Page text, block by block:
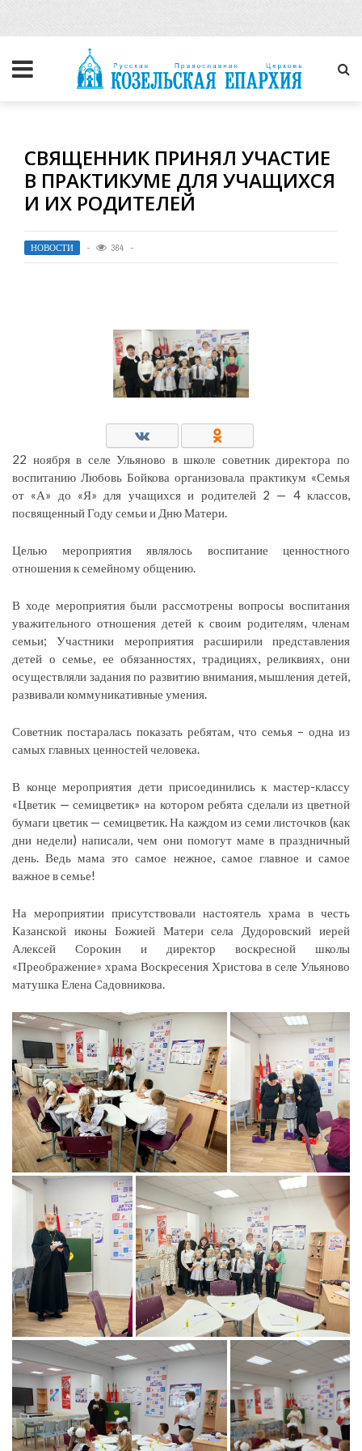
СВЯЩЕННИК ПРИНЯЛ УЧАСТИЕ
В ПРАКТИКУМЕ ДЛЯ УЧАЩИХСЯ
И ИХ РОДИТЕЛЕЙ
НОВОСТИ 364
22 ноября в селе Ульяново в школе советник директора по
воспитанию Любовь Бойкова организовала практикум «Семья
от «А» до «Я» для учащихся и родителей 2 — 4 классов,
посвященный Году семьи и Дню Матери.
Целью мероприятия являлось воспитание ценностного
отношения к семейному общению.
В ходе мероприятия были рассмотрены вопросы воспитания
уважительного отношения детей к своим родителям, членам
семьи; Участники мероприятия расширили представления
детей о семье, ее обязанностях, традициях, реликвиях, они
осуществляли задания по развитию внимания, мышления детей,
развивали коммуникативные умения.
Советник постаралась показать ребятам, что семья – одна из
самых главных ценностей человека.
В конце мероприятия дети присоединились к мастер-классу
«Цветик — семицветик» на котором ребята сделали из цветной
бумаги цветик — семицветик. На каждом из семи листочков (как
дни недели) написали, чем они помогут маме в праздничный
день. Ведь мама это самое нежное, самое главное и самое
важное в семье!
На мероприятии присутствовали настоятель храма в честь
Казанской иконы Божией Матери села Дудоровский иерей
Алексей Сорокин и директор воскресной школы
«Преображение» храма Воскресения Христова в селе Ульяново
матушка Елена Садовникова.